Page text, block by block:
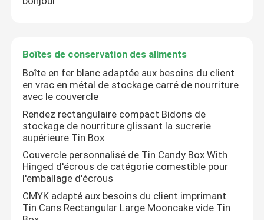
Chariot de thé Tin
Étain de café en métal
Bidons vides de biscuit
Boîtes de conservation des aliments
Boîtes de conservation des aliments
Boîte en fer blanc adaptée aux besoins du client
en vrac en métal de stockage carré de nourriture
avec le couvercle
Rendez rectangulaire compact Bidons de
stockage de nourriture glissant la sucrerie
supérieure Tin Box
Couvercle personnalisé de Tin Candy Box With
Hinged d'écrous de catégorie comestible pour
l'emballage d'écrous
CMYK adapté aux besoins du client imprimant
Tin Cans Rectangular Large Mooncake vide Tin